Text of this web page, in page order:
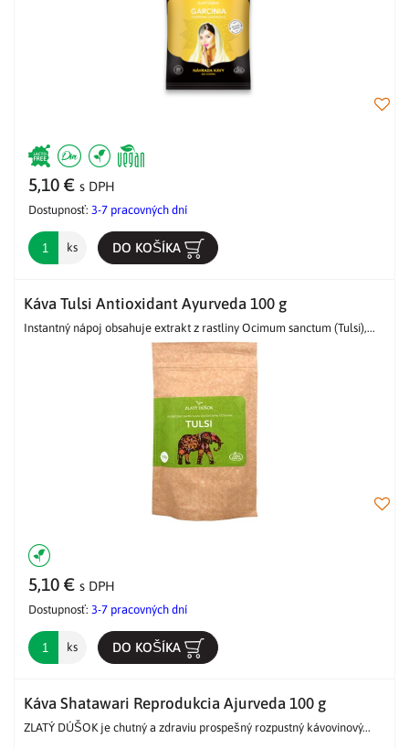
5,10 € s DPH
Dostupnosť: 3-7 pracovných dní
ks DO KOŠÍKA
Káva Tulsi Antioxidant Ayurveda 100 g
Instantný nápoj obsahuje extrakt z rastliny Ocimum sanctum (Tulsi),...
5,10 € s DPH
Dostupnosť: 3-7 pracovných dní
ks DO KOŠÍKA
Káva Shatawari Reprodukcia Ajurveda 100 g
ZLATÝ DÚŠOK je chutný a zdraviu prospešný rozpustný kávovinový...